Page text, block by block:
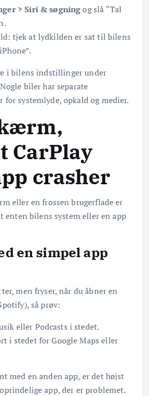
> Siri & søgningog slå “Tal
tjek at lydkilden er sat til bilens
i bilens indstillinger under
biler har separate
systemlyde, opkald og medier.
CarPlay
crasher
eller en frossen brugerflade er
enten bilens system eller en app
en simpel app
men fryser, når du åbner en
så prøv:
eller Podcasts i stedet.
i stedet for Google Maps eller
med en anden app, er det højst
app, der er problemet.